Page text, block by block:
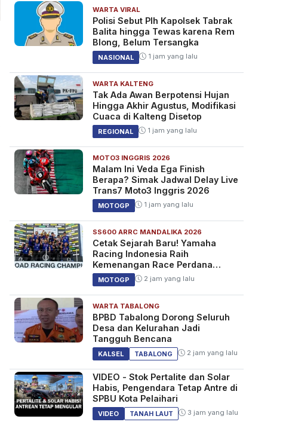
WARTA VIRAL
Polisi Sebut Plh Kapolsek Tabrak
Balita hingga Tewas karena Rem
Blong, Belum Tersangka
NASIONAL 1 jam yang lalu
WARTA KALTENG
Tak Ada Awan Berpotensi Hujan
Hingga Akhir Agustus, Modifikasi
Cuaca di Kalteng Disetop
REGIONAL 1 jam yang lalu
MOTO3 INGGRIS 2026
Malam Ini Veda Ega Finish
Berapa? Simak Jadwal Delay Live
Trans7 Moto3 Inggris 2026
MOTOGP 1 jam yang lalu
SS600 ARRC MANDALIKA 2026
Cetak Sejarah Baru! Yamaha
Racing Indonesia Raih
Kemenangan Race Perdana
SS600 ARRC
MOTOGP 2 jam yang lalu
WARTA TABALONG
BPBD Tabalong Dorong Seluruh
Desa dan Kelurahan Jadi
Tangguh Bencana
KALSEL TABALONG 2 jam yang lalu
VIDEO - Stok Pertalite dan Solar
Habis, Pengendara Tetap Antre di
SPBU Kota Pelaihari
VIDEO TANAH LAUT 3 jam yang lalu